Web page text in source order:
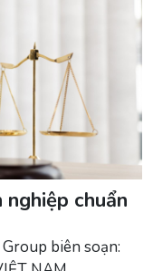
chuẩn
biên soạn: